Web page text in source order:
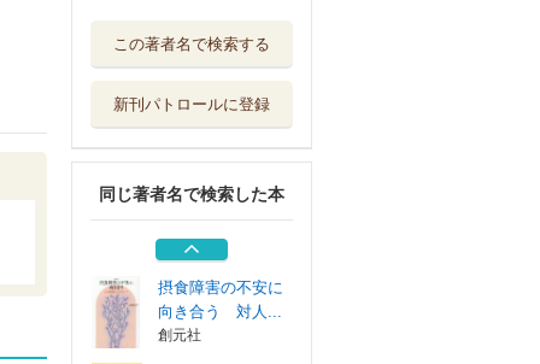
この著者名で検索する
新刊パトロールに登録
同じ著者名で検索した本
トリセツ
「消えたい」「も
紀伊國屋書店
ふしぎなくらい心
の居心地がよく...
三笠書房
摂食障害の不安に
向き合う 対人...
創元社